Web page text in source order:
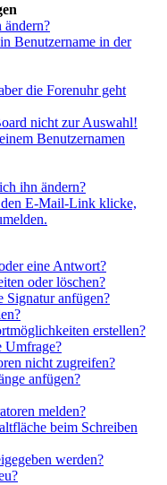
ändern?
Benutzername in der
die Forenuhr geht
nicht zur Auswahl!
Benutzernamen
ihn ändern?
E-Mail-Link klicke,
eine Antwort?
oder löschen?
Signatur anfügen?
erstellen?
Umfrage?
nicht zugreifen?
anfügen?
melden?
beim Schreiben
werden?